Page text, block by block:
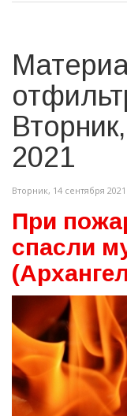
2021
Вторник, 14 сентября 2021
При
спасли